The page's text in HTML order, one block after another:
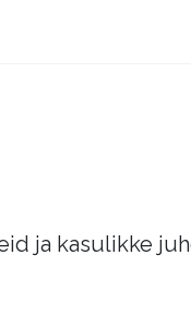
ja kasulikke